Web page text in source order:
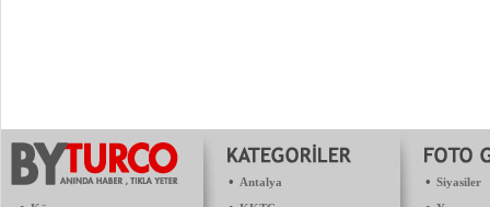
• Antalya • Siyasiler